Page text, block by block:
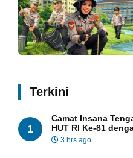
Terkini
1
Camat Insana
HUT RI Ke-81
3 hrs ago